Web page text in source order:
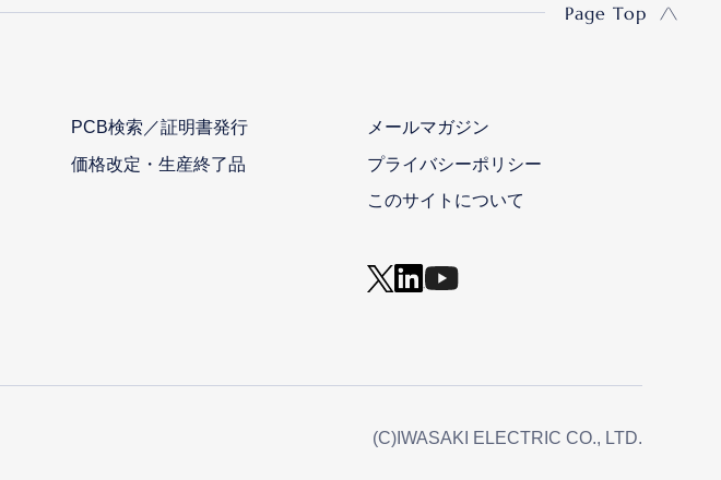
Page Top
PCB検索／証明書発行
価格改定・生産終了品
メールマガジン
プライバシーポリシー
このサイトについて
(C)IWASAKI ELECTRIC CO., LTD.